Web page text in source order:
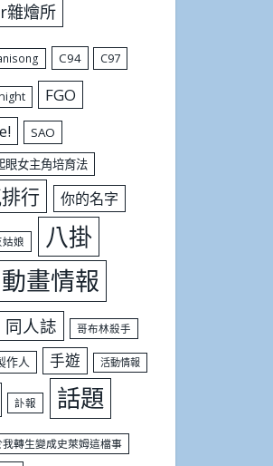
雜燴所
C94 C97
FGO
SAO
眼女主角培育法
行 你的名字
娘 八掛
動畫情報
同人誌 哥布林殺手
作人 手遊 活動情報
訃報 話題
我轉生變成史萊姆這檔事